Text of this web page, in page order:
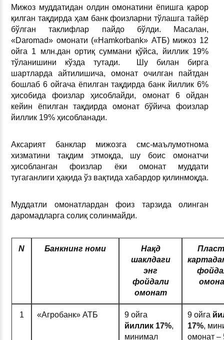
Мижоз муддатидан олдин омонатини ёпишга қарор
қилган тақдирда ҳам банк фоизларни тўлашга тайёр
бўлган таклифлар пайдо бўлди. Масалан,
«Daromad» омонати («Hamkorbаnk» АТБ) мижоз 12
ойга 1 млн.дан ортиқ суммани қўйса, йиллик 19%
тўланишини кўзда тутади. Шу билан бирга
шартларда айтилишича, омонат очилган пайтдан
бошлаб 6 ойгача ёпилган тақдирда банк йиллик 6%
ҳисобида фоизлар ҳисоблайди, омонат 6 ойдан
кейин ёпилган тақдирда омонат бўйича фоизлар
йиллик 19% ҳисобланади.
Аксарият банклар мижозга смс-маълумотнома
хизматини тақдим этмоқда, шу боис омонатчи
ҳисобланган фоизлар ёки омонат муддати
тугаганлиги ҳақида ўз вақтида хабардор қилинмоқда.
Муддатли омонатлардан фоиз тарзида олинган
даромадларга солиқ солинмайди.
N Банкнинг номи
Нақд
шаклдаги
энг
фойдали
омонат
1 «Агробанк» АТБ
9 ойга
йиллик 17%,
минимал
9 ойга
17%,
омонат –